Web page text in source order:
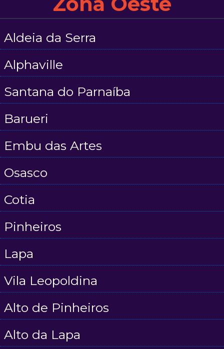
Aldeia da Serra
Alphaville
Santana do Parnaíba
Barueri
Embu das Artes
Osasco
Cotia
Pinheiros
Lapa
Vila Leopoldina
Alto de Pinheiros
Alto da Lapa